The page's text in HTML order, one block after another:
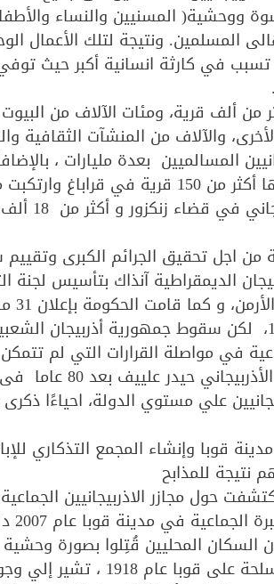
ووحشية( المسنيين والنساء
المسلمين. ونتيجة لتلك الأعمال
تسبب في كارثة انسانية أكبر حيث
من ألف قرية، ومئات الآلاف من البيوت
والآلاف من المنشآت الثقافية
المسالميين بعدة مليارات ،
السكنية الأذربيجانية، بما فيها أكثر
واغتيل
اجل تحقيق الجرائم الكبرى وتقييم
الديمقراطية آنذاك بتأسيس
بهذا اليوم عامي 1919 و1920، لكن سقوط جمهورية
في مواصلة القرارات التي لم
علي مستوي الدولة، احياءًا
قوبا وإنشاء المجمع التذكاري
نتيجة للمذابح
حول مجازر الاذربيجانيين
السكان المحليين قُتِلوا بصورة
هجوم الوحدات الارمينية